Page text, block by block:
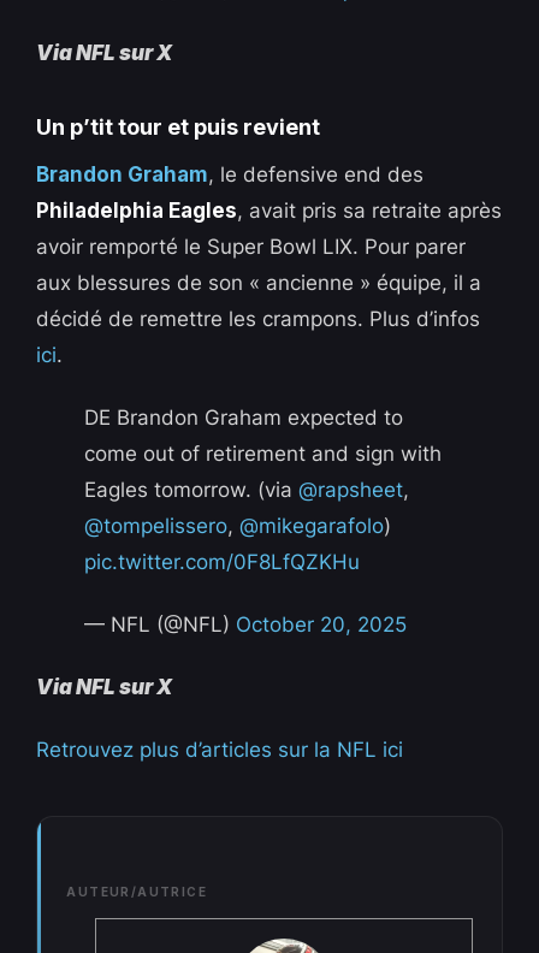
Via NFL sur X
Un p’tit tour et puis revient
Brandon Graham, le defensive end des
Philadelphia Eagles, avait pris sa retraite après
avoir remporté le Super Bowl LIX. Pour parer
aux blessures de son « ancienne » équipe, il a
décidé de remettre les crampons. Plus d’infos
ici.
DE Brandon Graham expected to
come out of retirement and sign with
Eagles tomorrow. (via@rapsheet,
@tompelissero,@mikegarafolo)
pic.twitter.com/0F8LfQZKHu
— NFL (@NFL) October 20, 2025
Via NFL sur X
Retrouvez plus d’articles sur la NFL ici
AUTEUR/AUTRICE